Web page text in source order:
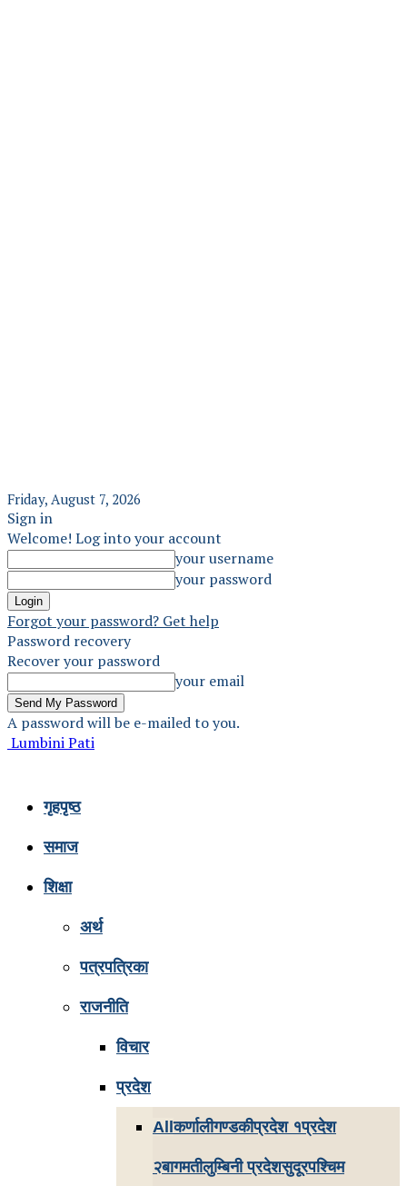
Friday, August 7, 2026
Sign in
Welcome! Log into your account
your username
your password
Forgot your password? Get help
Password recovery
Recover your password
your email
A password will be e-mailed to you.
Lumbini Pati
गृहपृष्ठ
समाज
शिक्षा
अर्थ
पत्रपत्रिका
राजनीति
विचार
प्रदेश
Allकर्णालीगण्डकीप्रदेश १प्रदेश
२बागमतीलुम्बिनी प्रदेशसुदूरपश्चिम